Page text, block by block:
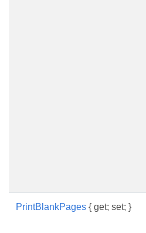
PrintBlankPages { get; set; }